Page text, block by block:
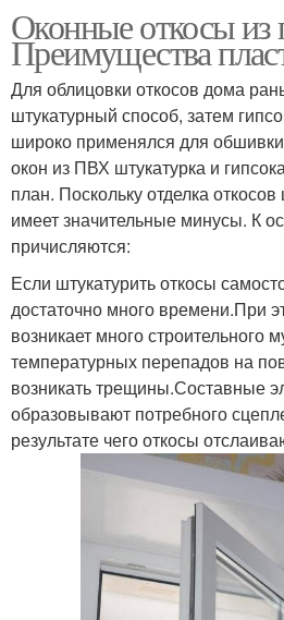
Оконные откосы из
Преимущества
Для облицовки откосов дома
штукатурный способ, затем
широко применялся для
окон из ПВХ штукатурка и
план. Поскольку отделка
имеет значительные минусы. К
причисляются:
Если штукатурить откосы
достаточно много времени.При
возникает много строительного
температурных перепадов на
возникать трещины.Составные
образовывают потребного
результате чего откосы